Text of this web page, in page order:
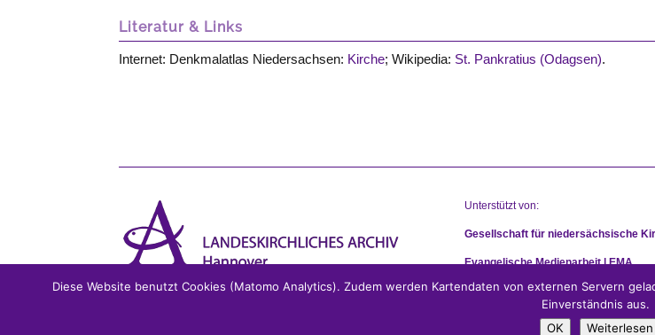
Literatur & Links
Internet: Denkmalatlas Niedersachsen: Kirche; Wikipedia: St. Pankratius (Odagsen).
Unterstützt von:
Gesellschaft für niedersächsische
Evangelische Medienarbeit | EMA
Diese Website benutzt Cookies (Matomo Analytics). Zudem werden Kartendaten von externen Servern
Einverständnis aus.
OK
Weiterlesen